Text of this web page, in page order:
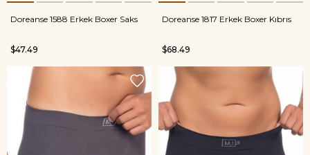
Doreanse 1588 Erkek Boxer Saks
$47.49
Doreanse 1817 Erkek Boxer Kıbrıs
$68.49